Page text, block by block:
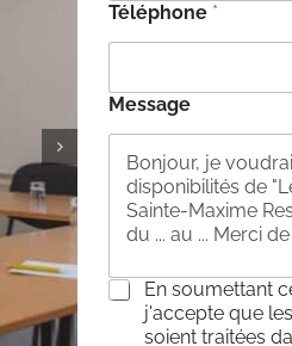
Téléphone *
Message
C
En soumettant
j'accepte que
soient traitées